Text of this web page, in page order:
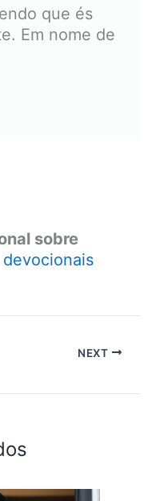
que és
Em nome de
sobre
devocionais
NEXT